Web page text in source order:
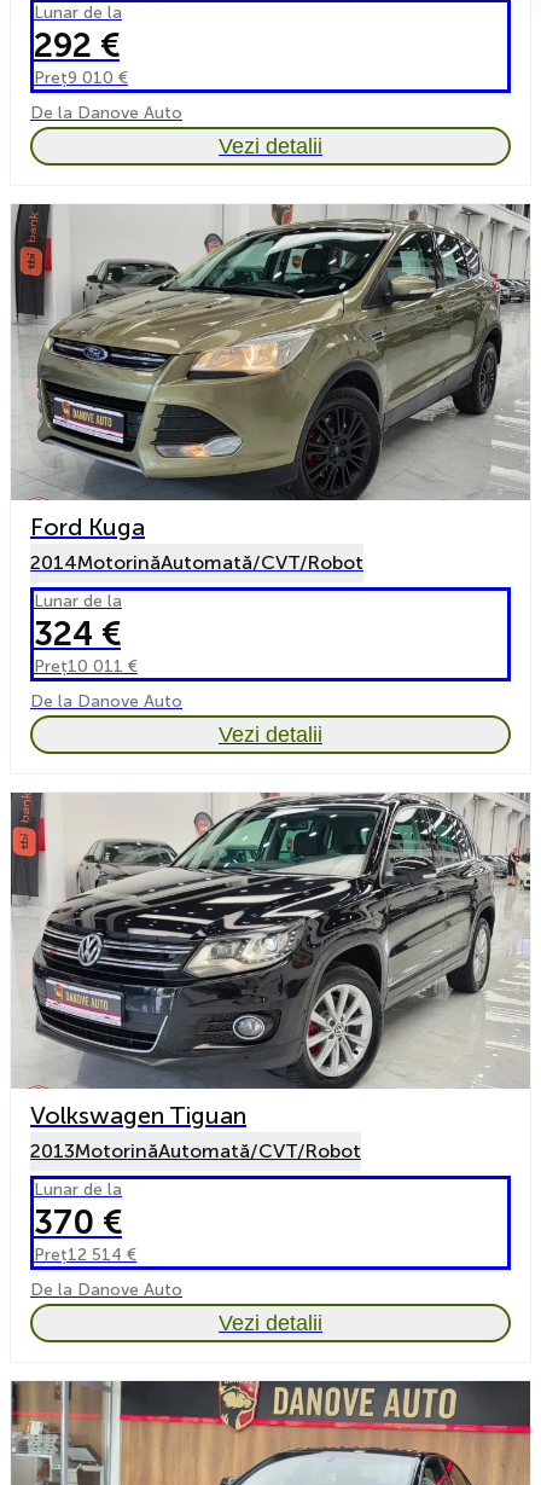
Lunar de la
292 €
Preț9 010 €
De la Danove Auto
Vezi detalii
Ford Kuga
2014MotorinăAutomată/CVT/Robot
Lunar de la
324 €
Preț10 011 €
De la Danove Auto
Vezi detalii
Volkswagen Tiguan
2013MotorinăAutomată/CVT/Robot
Lunar de la
370 €
Preț12 514 €
De la Danove Auto
Vezi detalii